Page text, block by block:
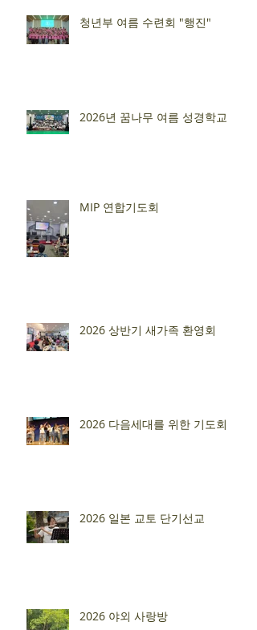
청년부 여름 수련회 "행진"
2026년 꿈나무 여름 성경학교
MIP 연합기도회
2026 상반기 새가족 환영회
2026 다음세대를 위한 기도회
2026 일본 교토 단기선교
2026 야외 사랑방